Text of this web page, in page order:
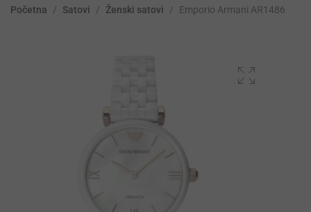
Početna / Satovi / Ženski satovi / Emporio Armani AR1486